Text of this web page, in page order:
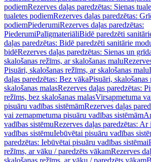
podiemRezerves daļas paredzētas: Sienas
tualetes podiemRezerves daļas paredzētas:
podiemPiederumiRezerves daļas paredzētas:
PiederumiPalīgmateriāliBidē paredzēti
daļas paredzētas: Bidē paredzēti sanitārie
bidēRezerves daļas paredzētas: Sienas un
skalošanas režīms, ar skalošanas malu
Pisuāri, skalošanas režīms, ar skalošanas malu
daļas paredzētas: Bez vākaPisuāri, skalošanas
skalošanas malasRezerves daļas paredzētas:
režīms, bez skalošanas malasVirsapmetuma
pisuāru vadības sistēmāmRezerves daļas
vai zemapmetuma pisuāru vadības sistēmām
vadības sistēmuRezerves daļas paredzētas:
vadības sistēmuIebūvētai pisuāru vadības
paredzētas: Iebūvētai pisuāru vadības sistēmai
režīms, ar vāku / paredzēts vākamRezerves
skalošanas režīms, ar vāku / paredzēts vākam